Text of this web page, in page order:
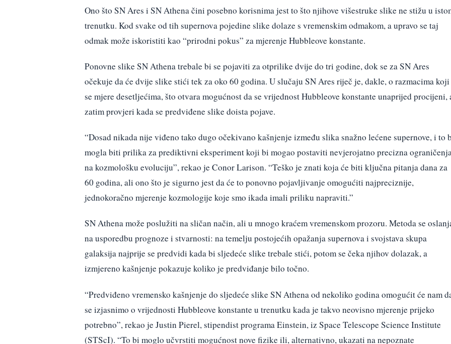
Ono što SN Ares i SN Athena čini posebno korisnima jest to što njihove višestruke slike ne stižu u
trenutku. Kod svake od tih supernova pojedine slike dolaze s vremenskim odmakom, a upravo se taj
odmak može iskoristiti kao “prirodni pokus” za mjerenje Hubbleove konstante.
Ponovne slike SN Athena trebale bi se pojaviti za otprilike dvije do tri godine, dok se za SN Ares
očekuje da će dvije slike stići tek za oko 60 godina. U slučaju SN Ares riječ je, dakle, o razmacima koji
se mjere desetljećima, što otvara mogućnost da se vrijednost Hubbleove konstante unaprijed procijeni,
zatim provjeri kada se predviđene slike doista pojave.
“Dosad nikada nije viđeno tako dugo očekivano kašnjenje između slika snažno lećene supernove, i to
mogla biti prilika za prediktivni eksperiment koji bi mogao postaviti nevjerojatno precizna
na kozmološku evoluciju”, rekao je Conor Larison. “Teško je znati koja će biti ključna pitanja dana za
60 godina, ali ono što je sigurno jest da će to ponovno pojavljivanje omogućiti najpreciznije,
jednokoračno mjerenje kozmologije koje smo ikada imali priliku napraviti.”
SN Athena može poslužiti na sličan način, ali u mnogo kraćem vremenskom prozoru. Metoda se
na usporedbu prognoze i stvarnosti: na temelju postojećih opažanja supernova i svojstava skupa
galaksija najprije se predvidi kada bi sljedeće slike trebale stići, potom se čeka njihov dolazak, a
izmjereno kašnjenje pokazuje koliko je predviđanje bilo točno.
“Predviđeno vremensko kašnjenje do sljedeće slike SN Athena od nekoliko godina omogućit će nam
se izjasnimo o vrijednosti Hubbleove konstante u trenutku kada je takvo neovisno mjerenje prijeko
potrebno”, rekao je Justin Pierel, stipendist programa Einstein, iz Space Telescope Science Institute
(STScI). “To bi moglo učvrstiti mogućnost nove fizike ili, alternativno, ukazati na nepoznate